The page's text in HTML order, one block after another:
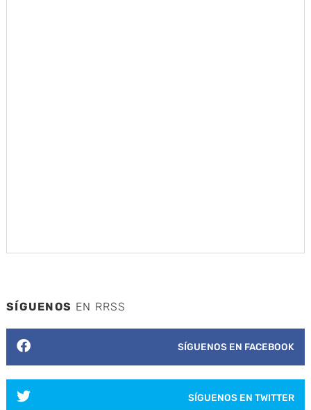
SÍGUENOS EN RRSS
SÍGUENOS EN FACEBOOK
SÍGUENOS EN TWITTER